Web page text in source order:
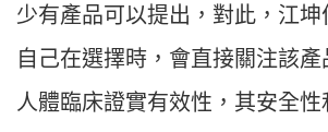
少有產品可以提出，對此，江坤
自己在選擇時，會直接關注該
人體臨床證實有效性，其安全性